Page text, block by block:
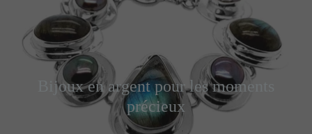
Bijoux en argent pour les moments
précieux